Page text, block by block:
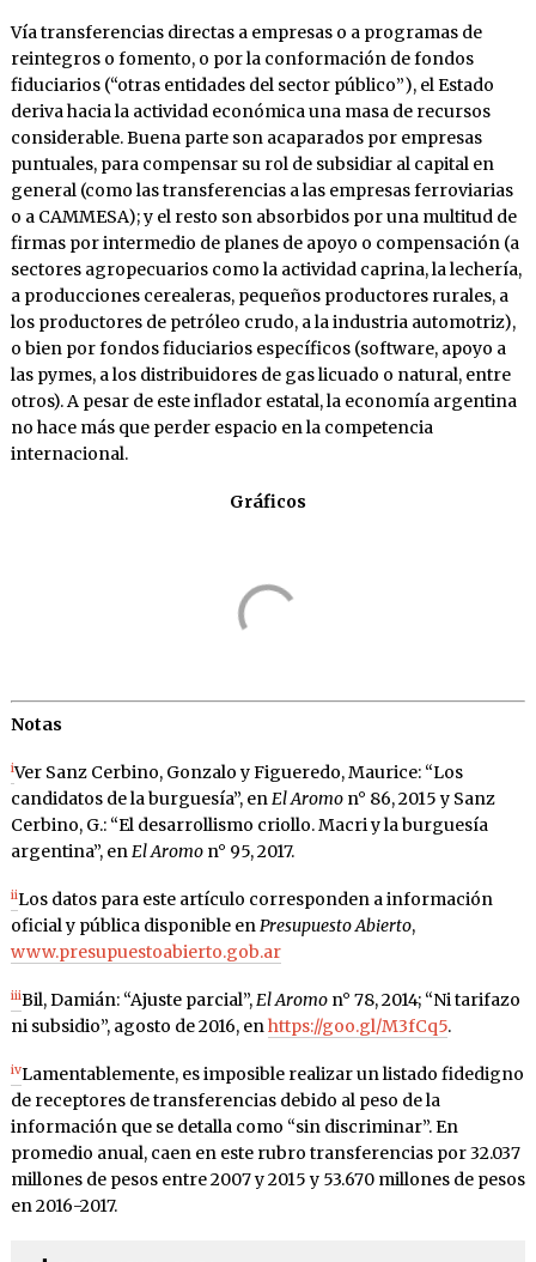
Vía transferencias directas a empresas o a programas de
reintegros o fomento, o por la conformación de fondos
fiduciarios (“otras entidades del sector público”), el Estado
deriva hacia la actividad económica una masa de recursos
considerable. Buena parte son acaparados por empresas
puntuales, para compensar su rol de subsidiar al capital en
general (como las transferencias a las empresas ferroviarias
o a CAMMESA); y el resto son absorbidos por una multitud de
firmas por intermedio de planes de apoyo o compensación (a
sectores agropecuarios como la actividad caprina, la lechería,
a producciones cerealeras, pequeños productores rurales, a
los productores de petróleo crudo, a la industria automotriz),
o bien por fondos fiduciarios específicos (software, apoyo a
las pymes, a los distribuidores de gas licuado o natural, entre
otros). A pesar de este inflador estatal, la economía argentina
no hace más que perder espacio en la competencia
internacional.
Gráficos
Notas
iVer Sanz Cerbino, Gonzalo y Figueredo, Maurice: “Los
candidatos de la burguesía”, enEl Aromo n° 86, 2015 y Sanz
Cerbino, G.: “El desarrollismo criollo. Macri y la burguesía
argentina”, enEl Aromo n° 95, 2017.
iiLos datos para este artículo corresponden a información
oficial y pública disponible enPresupuesto Abierto,
www.presupuestoabierto.gob.ar
iiiBil, Damián: “Ajuste parcial”,El Aromo n° 78, 2014; “Ni tarifazo
ni subsidio”, agosto de 2016, enhttps://goo.gl/M3fCq5.
ivLamentablemente, es imposible realizar un listado fidedigno
de receptores de transferencias debido al peso de la
información que se detalla como “sin discriminar”. En
promedio anual, caen en este rubro transferencias por 32.037
millones de pesos entre 2007 y 2015 y 53.670 millones de pesos
en 2016-2017.